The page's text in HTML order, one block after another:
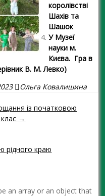
королівстві
Шахів та
Шашок
У Музеї
науки м.
Києва. Гра в
В. М. Левко)
Ольга Ковалишина
із початковою
→
рідного краю
an array or an object that